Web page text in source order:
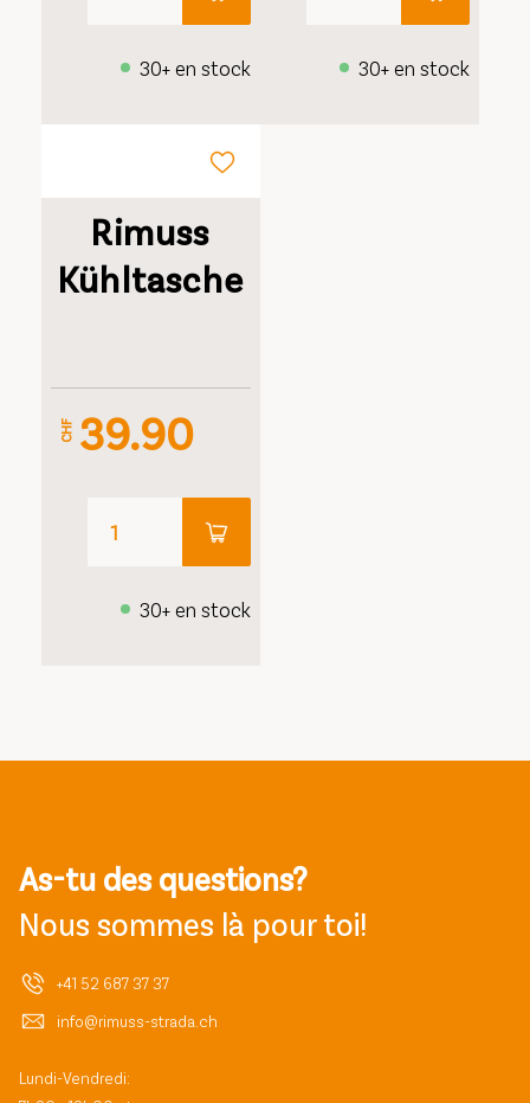
30+ en stock 30+ en stock
Rimuss
Kühltasche
30+ en stock
CHF 39.90
As-tu des questions?
Nous sommes là pour toi!
+41 52 687 37 37
info@rimuss-strada.ch
Lundi-Vendredi: